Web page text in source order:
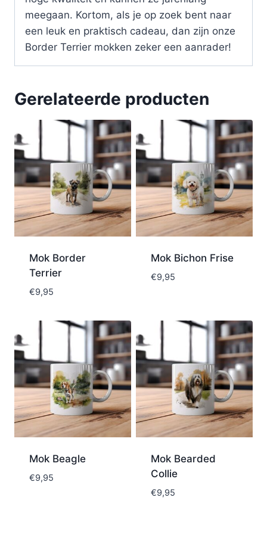
meegaan. Kortom, als je op zoek bent naar
een leuk en praktisch cadeau, dan zijn onze
Border Terrier mokken zeker een aanrader!
Gerelateerde producten
Mok Border
Terrier
€9,95
Mok Bichon Frise
€9,95
Mok Beagle
€9,95
Mok Bearded
Collie
€9,95